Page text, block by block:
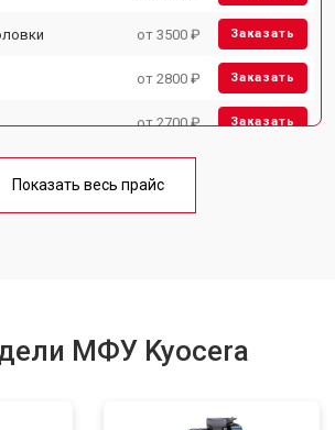
от 3500 ₽ Заказать
от 2800 ₽ Заказать
от 2700 ₽ Заказать
от 3500 ₽
Показать весь прайс
МФУ Kyocera